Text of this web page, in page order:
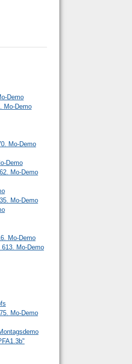
Demo
Mo-Demo
Mo-Demo
Demo
Mo-Demo
Mo-Demo
Mo-Demo
Mo-Demo
Mo-Demo